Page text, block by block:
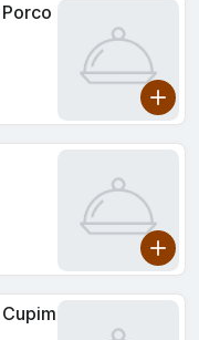
Porco
Carne Com Cupim